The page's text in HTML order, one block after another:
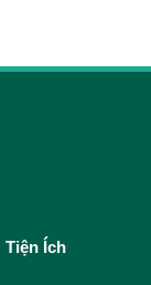
Tiện Ích